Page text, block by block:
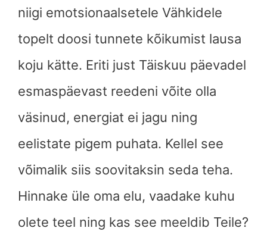
niigi emotsionaalsetele Vähkidele
topelt doosi tunnete kõikumist lausa
koju kätte. Eriti just Täiskuu päevadel
esmaspäevast reedeni võite olla
väsinud, energiat ei jagu ning
eelistate pigem puhata. Kellel see
võimalik siis soovitaksin seda teha.
Hinnake üle oma elu, vaadake kuhu
olete teel ning kas see meeldib Teile?